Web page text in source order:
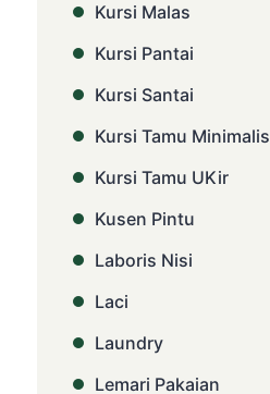
Kursi Malas
Kursi Pantai
Kursi Santai
Kursi Tamu Minimalis
Kursi Tamu UKir
Kusen Pintu
Laboris Nisi
Laci
Laundry
Lemari Pakaian